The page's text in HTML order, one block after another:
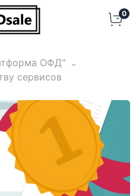
0
ОФД"
сервисов